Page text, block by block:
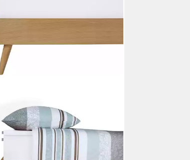
SCHIESSER
Spannbettlaken Flexi für Topper aus
95% Baumwolle und 5% Elasthan in
Premium-Qualität, Jersey-Elasthan,
Gummizug: rundum, (1 Stück), für